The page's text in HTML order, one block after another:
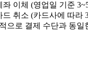
좌 이체 (영업일 기준
드 취소 (카드사에 따라
으로 결제 수단과 동일